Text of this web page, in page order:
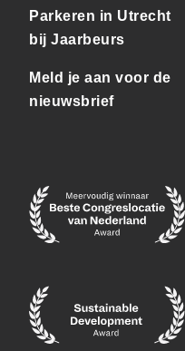
Parkeren in Utrecht
bij Jaarbeurs
Meld je aan voor de
nieuwsbrief